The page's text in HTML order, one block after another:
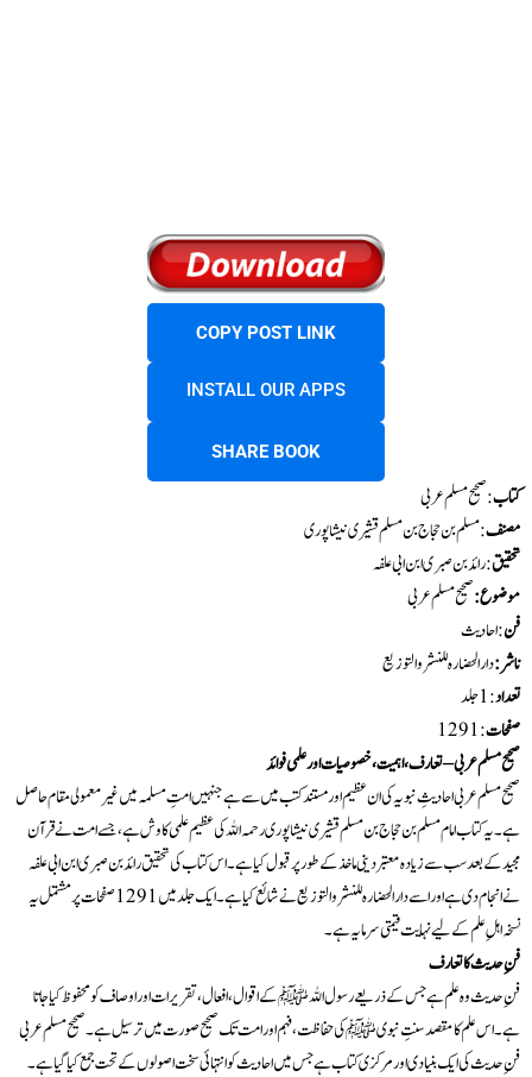
COPY POST LINK
INSTALL OUR APPS
SHARE BOOK
کتاب: صحیح مسلم عربی
مصنف:مسلم بن حجاج بن مسلم قشیری نیشاپوری
تحقیق:رائد بن صبری ابن ابی علفہ
موضوع: صحیح مسلم عربی
فن: احادیث
ناشر:دارالحضارہ للنشر والتوزیع
تعداد:1 جلد
صفحات: 1291
صحیح مسلم عربی – تعارف، اہمیت، خصوصیات اور علمی فوائد
صحیح مسلم عربی احادیثِ نبویہ کی ان عظیم اور مستند کتب میں سے ہے جنہیں امتِ مسلمہ میں غیر معمولی مقام حاصل
ہے۔ یہ کتاب امام مسلم بن حجاج بن مسلم قشیری نیشاپوری رحمہ اللہ کی عظیم علمی کاوش ہے، جسے امت نے قرآن
مجید کے بعد سب سے زیادہ معتبر دینی ماخذ کے طور پر قبول کیا ہے۔ اس کتاب کی تحقیق رائد بن صبری ابن ابی علفہ
نے انجام دی ہے اور اسے دارالحضارہ للنشر والتوزیع نے شائع کیا ہے۔ ایک جلد میں 1291 صفحات پر مشتمل یہ
نسخہ اہلِ علم کے لیے نہایت قیمتی سرمایہ ہے۔
فنِ حدیث کا تعارف
فنِ حدیث وہ علم ہے جس کے ذریعے رسول اللہ ﷺ کے اقوال، افعال، تقریرات اور اوصاف کو محفوظ کیا جاتا
ہے۔ اس علم کا مقصد سنتِ نبوی ﷺ کی حفاظت، فہم اور امت تک صحیح صورت میں ترسیل ہے۔ صحیح مسلم عربی
فنِ حدیث کی ایک بنیادی اور مرکزی کتاب ہے جس میں احادیث کو انتہائی سخت اصولوں کے تحت جمع کیا گیا ہے۔